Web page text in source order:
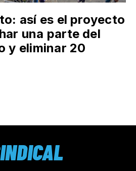
así es el proyecto
una parte del
y eliminar 20